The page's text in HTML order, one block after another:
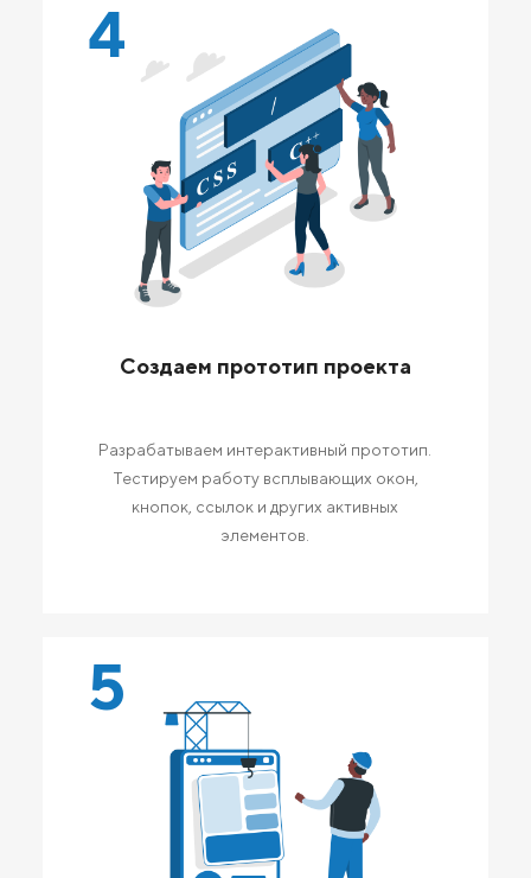
4
Создаем прототип проекта
Разрабатываем интерактивный прототип.
Тестируем работу всплывающих окон,
кнопок, ссылок и других активных
элементов.
5